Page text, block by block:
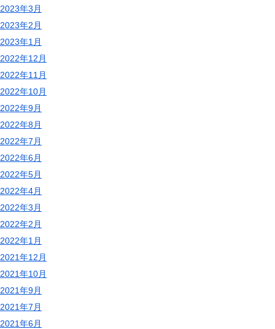
2023年3月
2023年2月
2023年1月
2022年12月
2022年11月
2022年10月
2022年9月
2022年8月
2022年7月
2022年6月
2022年5月
2022年4月
2022年3月
2022年2月
2022年1月
2021年12月
2021年10月
2021年9月
2021年7月
2021年6月